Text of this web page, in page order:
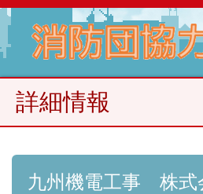
詳細情報
九州機電工事 株式